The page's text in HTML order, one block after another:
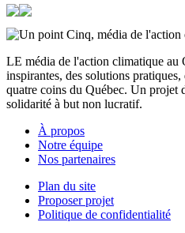
LE média de l'action climatique au
inspirantes, des solutions
quatre coins du Québec. Un projet
solidarité à but non lucratif.
À propos
Notre équipe
Nos partenaires
Plan du site
Proposer projet
Politique de confidentialité